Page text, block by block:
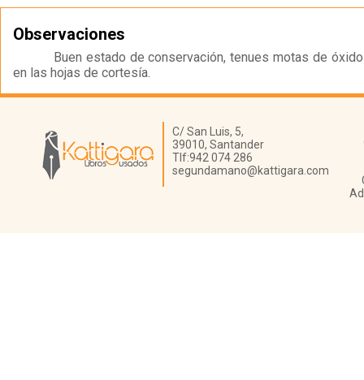
Observaciones
Buen estado de conservación, tenues motas de
en las hojas de cortesía.
Librería Kattigara
C/ San Luis, 5,
39010, Santander
Tlf:942 074 286
segundamano@kattigara.com